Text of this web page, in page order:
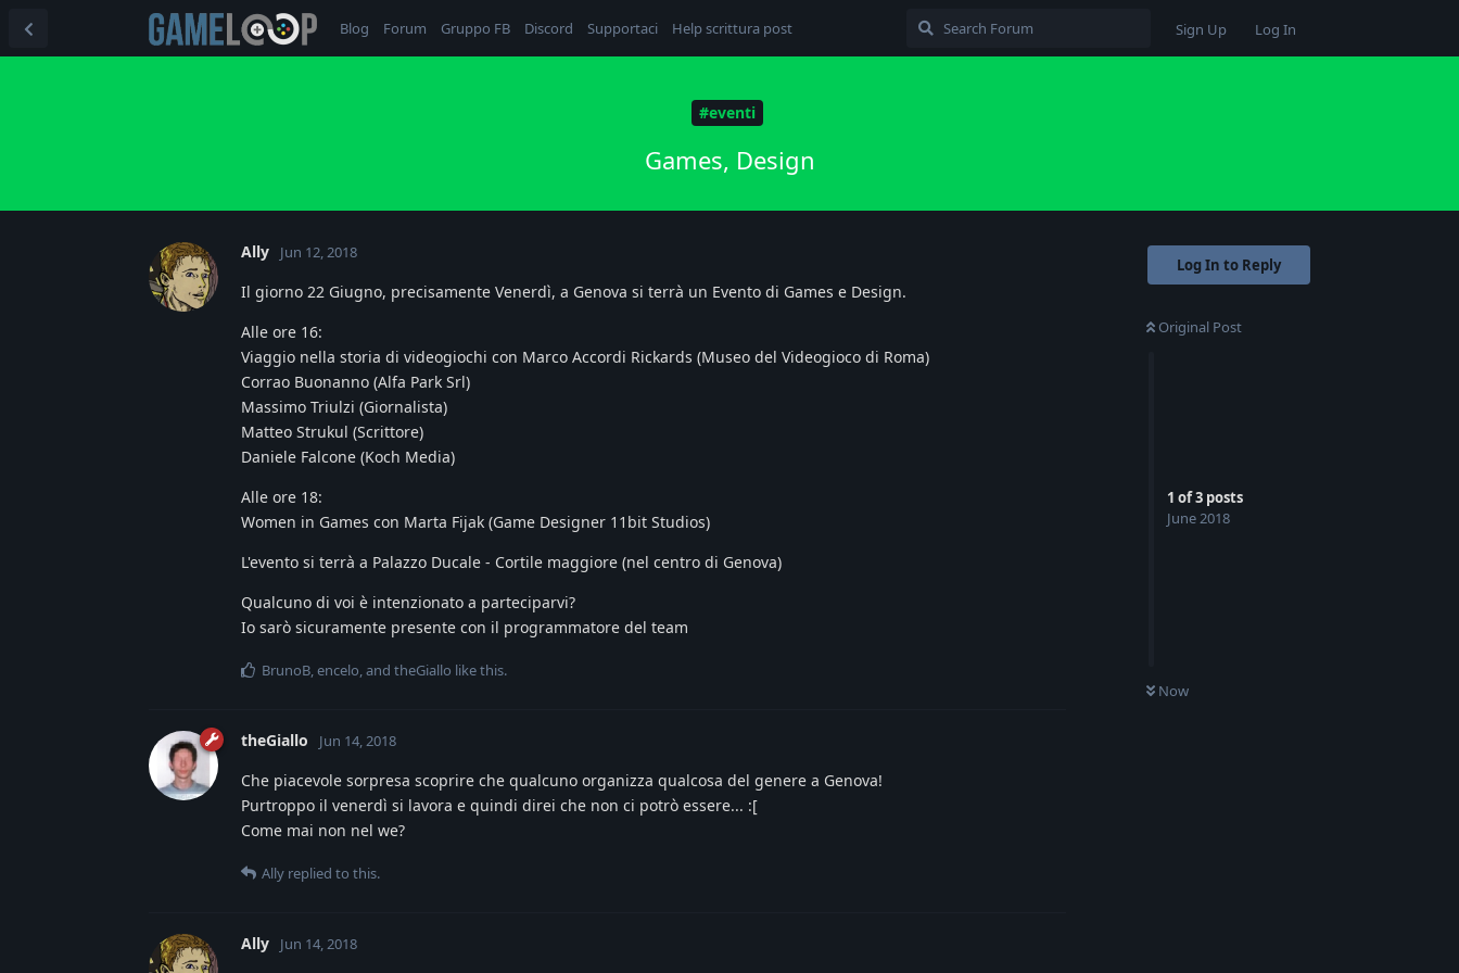
Blog Forum Gruppo FB Discord Supportaci Help scrittura post Sign Up Log In
#eventi
Games, Design
Log In to Reply
Original Post
1 of3 posts
June 2018
Now
Ally Jun 12, 2018
Il giorno 22 Giugno, precisamente Venerdì, a Genova si terrà un Evento di Games e Design.
Alle ore 16:
Viaggio nella storia di videogiochi con Marco Accordi Rickards (Museo del Videogioco di Roma)
Corrao Buonanno (Alfa Park Srl)
Massimo Triulzi (Giornalista)
Matteo Strukul (Scrittore)
Daniele Falcone (Koch Media)
Alle ore 18:
Women in Games con Marta Fijak (Game Designer 11bit Studios)
L'evento si terrà a Palazzo Ducale - Cortile maggiore (nel centro di Genova)
Qualcuno di voi è intenzionato a parteciparvi?
Io sarò sicuramente presente con il programmatore del team
BrunoB,encelo, and theGiallo like this.
theGiallo Jun 14, 2018
Che piacevole sorpresa scoprire che qualcuno organizza qualcosa del genere a Genova!
Purtroppo il venerdì si lavora e quindi direi che non ci potrò essere... :[
Come mai non nel we?
Ally replied to this.
Ally Jun 14, 2018